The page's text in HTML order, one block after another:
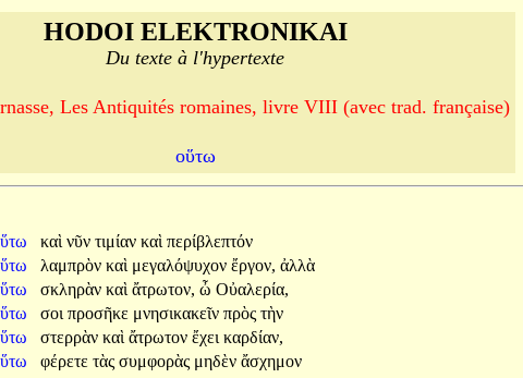
HODOI ELEKTRONIKAI
Du texte à l'hypertexte
Les Antiquités romaines, livre VIII (avec trad. française)
οὕτω
καὶ νῦν τιμίαν καὶ περίβλεπτόν
λαμπρὸν καὶ μεγαλόψυχον ἔργον, ἀλλὰ
σκληρὰν καὶ ἄτρωτον, ὦ Οὐαλερία,
σοι προσῆκε μνησικακεῖν πρὸς τὴν
στερρὰν καὶ ἄτρωτον ἔχει καρδίαν,
φέρετε τὰς συμφορὰς μηδὲν ἄσχημον